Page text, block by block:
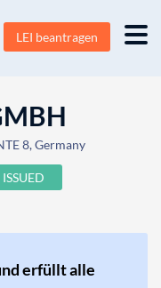
LEI beantragen
8, Germany
ISSUED
erfüllt alle